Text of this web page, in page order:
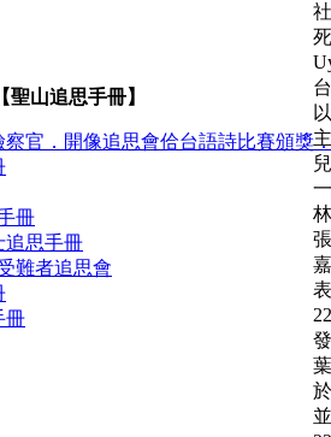
【聖山追思手冊】
官．開像追思會佮台語詩比賽頒獎
冊
追思手冊
難者追思會
冊